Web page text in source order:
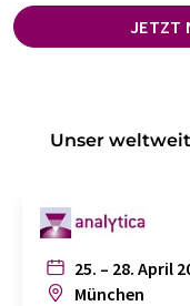
JETZT
Unser
25. – 28. April
München